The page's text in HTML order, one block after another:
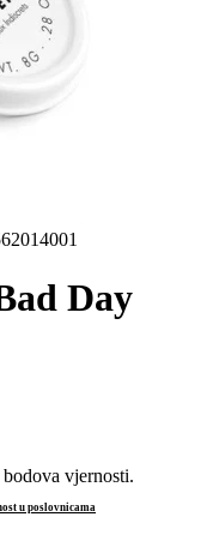
Day
bodova vjernosti.
u poslovnicama